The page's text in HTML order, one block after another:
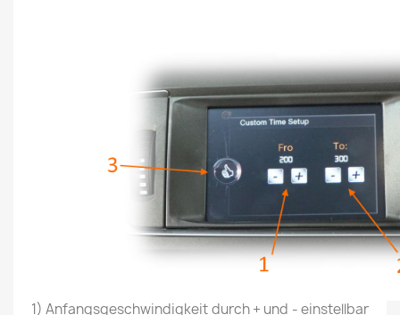
1) Anfangsgeschwindigkeit durch + und - einstellbar